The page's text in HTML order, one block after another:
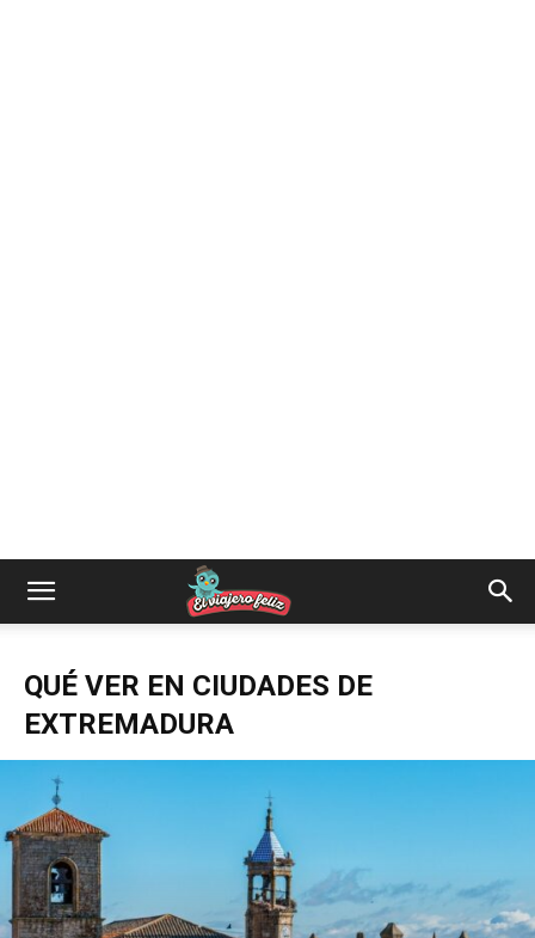
QUÉ VER EN CIUDADES DE
EXTREMADURA